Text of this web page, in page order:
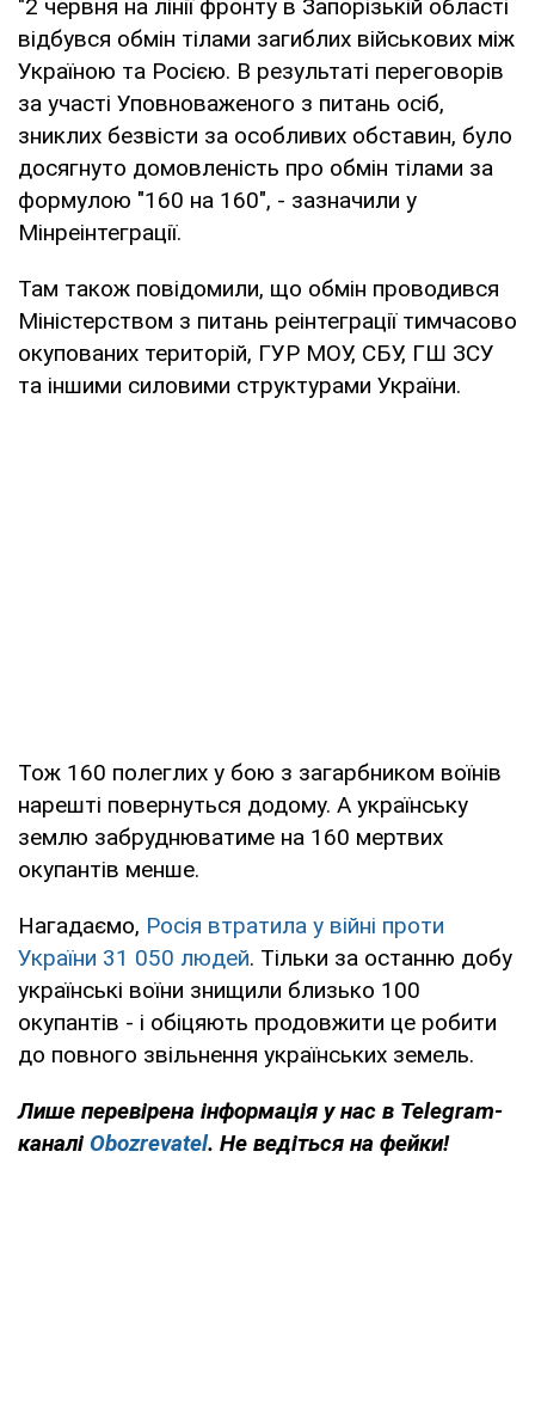
"2 червня на лінії фронту в Запорізькій області
відбувся обмін тілами загиблих військових між
Україною та Росією. В результаті переговорів
за участі Уповноваженого з питань осіб,
зниклих безвісти за особливих обставин, було
досягнуто домовленість про обмін тілами за
формулою "160 на 160", - зазначили у
Мінреінтеграції.
Там також повідомили, що обмін проводився
Міністерством з питань реінтеграції тимчасово
окупованих територій, ГУР МОУ, СБУ, ГШ ЗСУ
та іншими силовими структурами України.
Тож 160 полеглих у бою з загарбником воїнів
нарешті повернуться додому. А українську
землю забруднюватиме на 160 мертвих
окупантів менше.
Нагадаємо, Росія втратила у війні проти
України 31 050 людей. Тільки за останню добу
українські воїни знищили близько 100
окупантів - і обіцяють продовжити це робити
до повного звільнення українських земель.
Лише перевірена інформація у нас в Telegram-
каналі Obozrevatel. Не ведіться на фейки!